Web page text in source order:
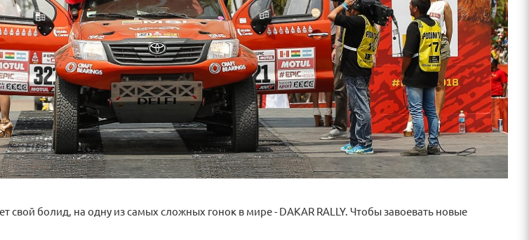
свой болид, на одну из самых сложных гонок в мире - DAKAR RALLY. Чтобы завоевать новые